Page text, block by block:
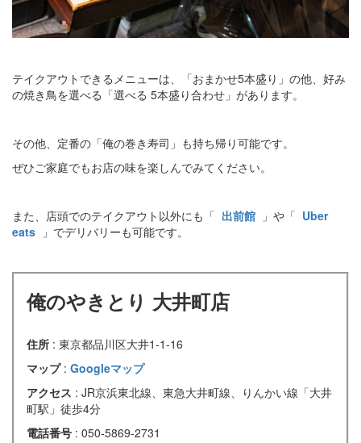
テイクアウトできるメニューは、「おまかせ5本盛り」の他、好み
の焼き鳥を選べる「選べる 5本盛り合わせ」があります。
その他、定番の「俺の巻き寿司」も持ち帰り可能です。
ぜひご家庭でもお店の味を楽しんでみてください。
また、店頭でのテイクアウト以外にも「 出前館 」や「 Uber
eats
」でデリバリーも可能です。
俺のやきとり 大井町店
住所 : 東京都品川区大井1-1-16
マップ : Googleマップ
アクセス : JR京浜東北線、東急大井町線、りんかい線「大井
町駅」徒歩4分
電話番号 : 050-5869-2731